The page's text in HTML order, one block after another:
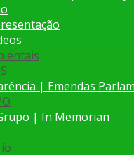
| Emendas
| In Memorian